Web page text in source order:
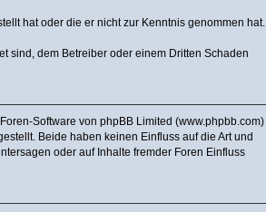
hat oder die er nicht zur Kenntnis genommen hat.
sind, dem Betreiber oder einem Dritten Schaden
Software von phpBB Limited (www.phpbb.com)
Beide haben keinen Einfluss auf die Art und
oder auf Inhalte fremder Foren Einfluss